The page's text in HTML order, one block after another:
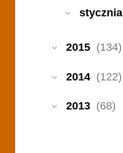
stycznia
2015 (134)
2014 (122)
2013 (68)